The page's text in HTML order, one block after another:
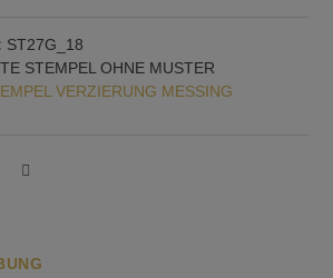
ST27G_18
STEMPEL OHNE MUSTER
VERZIERUNG MESSING